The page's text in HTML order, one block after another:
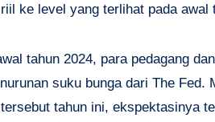
ke level yang terlihat pada
tahun 2024, para pedagang
suku bunga dari The
tahun ini, ekspektasinya